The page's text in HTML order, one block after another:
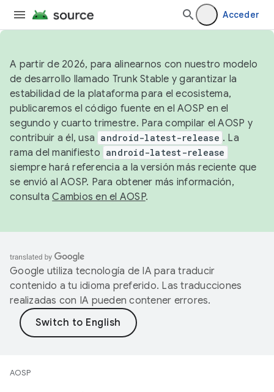
Acceder
A partir de 2026, para alinearnos con nuestro modelo
de desarrollo llamado Trunk Stable y garantizar la
estabilidad de la plataforma para el ecosistema,
publicaremos el código fuente en el AOSP en el
segundo y cuarto trimestre. Para compilar el AOSP y
contribuir a él, usa android-latest-release . La
rama del manifiesto android-latest-release
siempre hará referencia a la versión más reciente que
se envió al AOSP. Para obtener más información,
consultaCambios en el AOSP.
Google utiliza tecnología de IA para traducir
contenido a tu idioma preferido. Las traducciones
realizadas con IA pueden contener errores.
AOSP